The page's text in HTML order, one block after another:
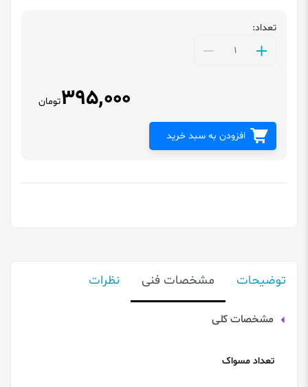
تعداد:
395,000تومان
افزودن به سبد خرید
توضیحات مشخصات فنی نظرات
مشخصات کلی
تعداد مسواک